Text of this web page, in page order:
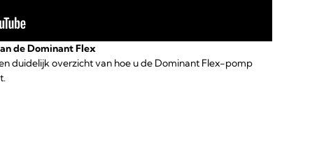
de Dominant Flex
duidelijk overzicht van hoe u de Dominant Flex-pomp